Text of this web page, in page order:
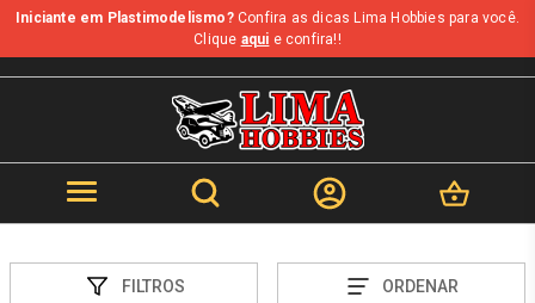
Iniciante em Plastimodelismo?Confira as dicas Lima Hobbies para você.
Clique aqui e confira!!
FILTROS ORDENAR